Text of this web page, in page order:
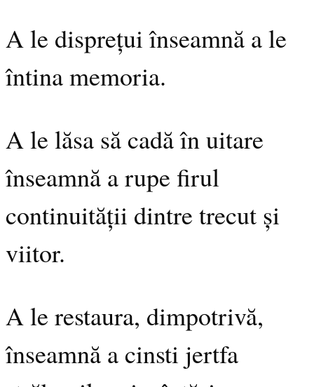
A le disprețui înseamnă a le
întina memoria.
A le lăsa să cadă în uitare
înseamnă a rupe firul
continuității dintre trecut și
viitor.
A le restaura, dimpotrivă,
înseamnă a cinsti jertfa